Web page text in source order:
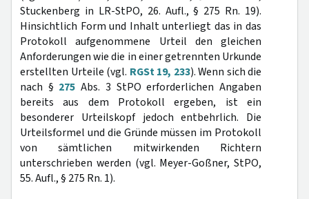
Stuckenberg in LR-StPO, 26. Aufl., § 275 Rn. 19).
Hinsichtlich Form und Inhalt unterliegt das in das
Protokoll aufgenommene Urteil den gleichen
Anforderungen wie die in einer getrennten Urkunde
erstellten Urteile (vgl. RGSt 19, 233). Wenn sich die
nach § 275 Abs. 3 StPO erforderlichen Angaben
bereits aus dem Protokoll ergeben, ist ein
besonderer Urteilskopf jedoch entbehrlich. Die
Urteilsformel und die Gründe müssen im Protokoll
von sämtlichen mitwirkenden Richtern
unterschrieben werden (vgl. Meyer-Goßner, StPO,
55. Aufl., § 275 Rn. 1).